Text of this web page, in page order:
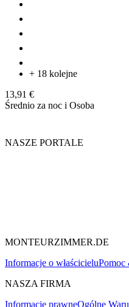
+ 18 kolejne
13,91 €
Średnio za noc i Osoba
NASZE PORTALE
MONTEURZIMMER.DE
Informacje o właścicieluPomoc
NASZA FIRMA
Informacje prawneOgólne